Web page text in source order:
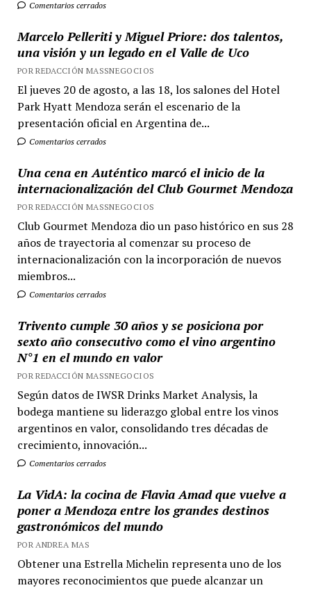
Comentarios cerrados
Marcelo Pelleriti y Miguel Priore: dos talentos,
una visión y un legado en el Valle de Uco
POR REDACCIÓN MASSNEGOCIOS
El jueves 20 de agosto, a las 18, los salones del Hotel
Park Hyatt Mendoza serán el escenario de la
presentación oficial en Argentina de...
Comentarios cerrados
Una cena en Auténtico marcó el inicio de la
internacionalización del Club Gourmet Mendoza
POR REDACCIÓN MASSNEGOCIOS
Club Gourmet Mendoza dio un paso histórico en sus 28
años de trayectoria al comenzar su proceso de
internacionalización con la incorporación de nuevos
miembros...
Comentarios cerrados
Trivento cumple 30 años y se posiciona por
sexto año consecutivo como el vino argentino
N°1 en el mundo en valor
POR REDACCIÓN MASSNEGOCIOS
Según datos de IWSR Drinks Market Analysis, la
bodega mantiene su liderazgo global entre los vinos
argentinos en valor, consolidando tres décadas de
crecimiento, innovación...
Comentarios cerrados
La VidA: la cocina de Flavia Amad que vuelve a
poner a Mendoza entre los grandes destinos
gastronómicos del mundo
POR ANDREA MAS
Obtener una Estrella Michelin representa uno de los
mayores reconocimientos que puede alcanzar un